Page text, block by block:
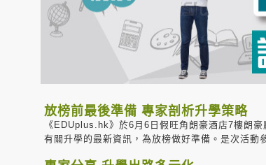
放榜前最後準備 專家剖析升學策略
《EDUplus.hk》於6月6日假旺角朗豪酒店7樓朗
有關升學的最新資訊，為放榜做好準備。是次活動